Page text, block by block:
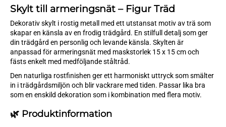
Skylt till armeringsnät – Figur Träd
Dekorativ skylt i rostig metall med ett utstansat motiv av trä som
skapar en känsla av en frodig trädgård. En stilfull detalj som ger
din trädgård en personlig och levande känsla. Skylten är
anpassad för armeringsnät med maskstorlek 15 x 15 cm och
fästs enkelt med medföljande ståltråd.
Den naturliga rostfinishen ger ett harmoniskt uttryck som smälter
in i trädgårdsmiljön och blir vackrare med tiden. Passar lika bra
som en enskild dekoration som i kombination med flera motiv.
🌿 Produktinformation